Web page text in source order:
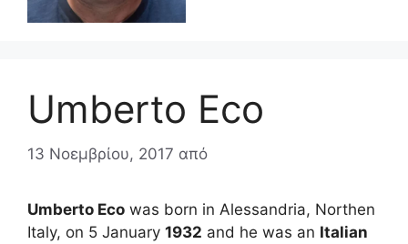
Umberto Eco
13 Νοεμβρίου, 2017 από
Umberto Eco was born in Alessandria, Northen
Italy, on 5 January 1932 and he was an Italian